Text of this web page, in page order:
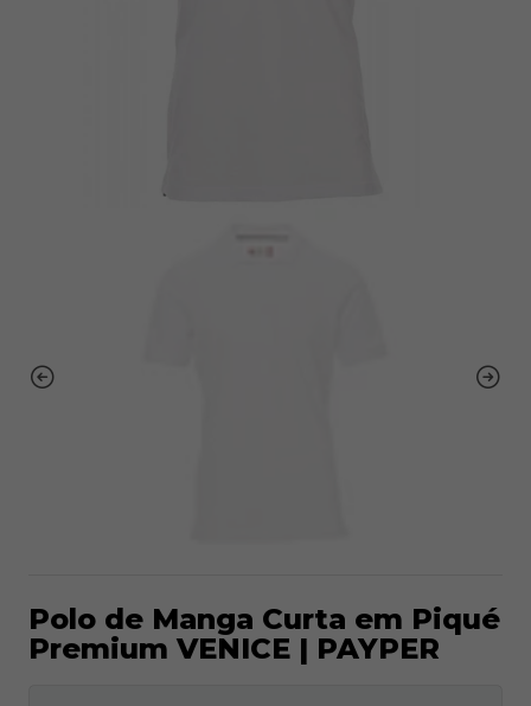
Polo de Manga Curta em Piqué
Premium VENICE | PAYPER